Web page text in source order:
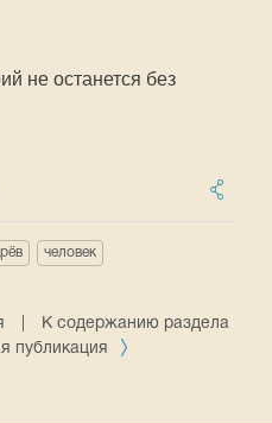
не останется без
человек
К содержанию раздела
публикация